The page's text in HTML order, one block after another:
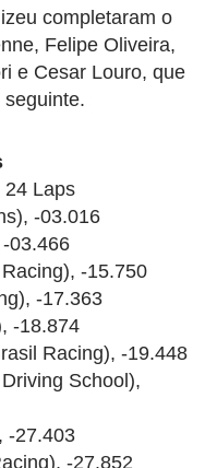
completaram o
Felipe Oliveira,
e Cesar Louro, que
24 Laps
-03.016
03.466
-15.750
-17.363
-18.874
Racing), -19.448
School),
-27.403
-27.852